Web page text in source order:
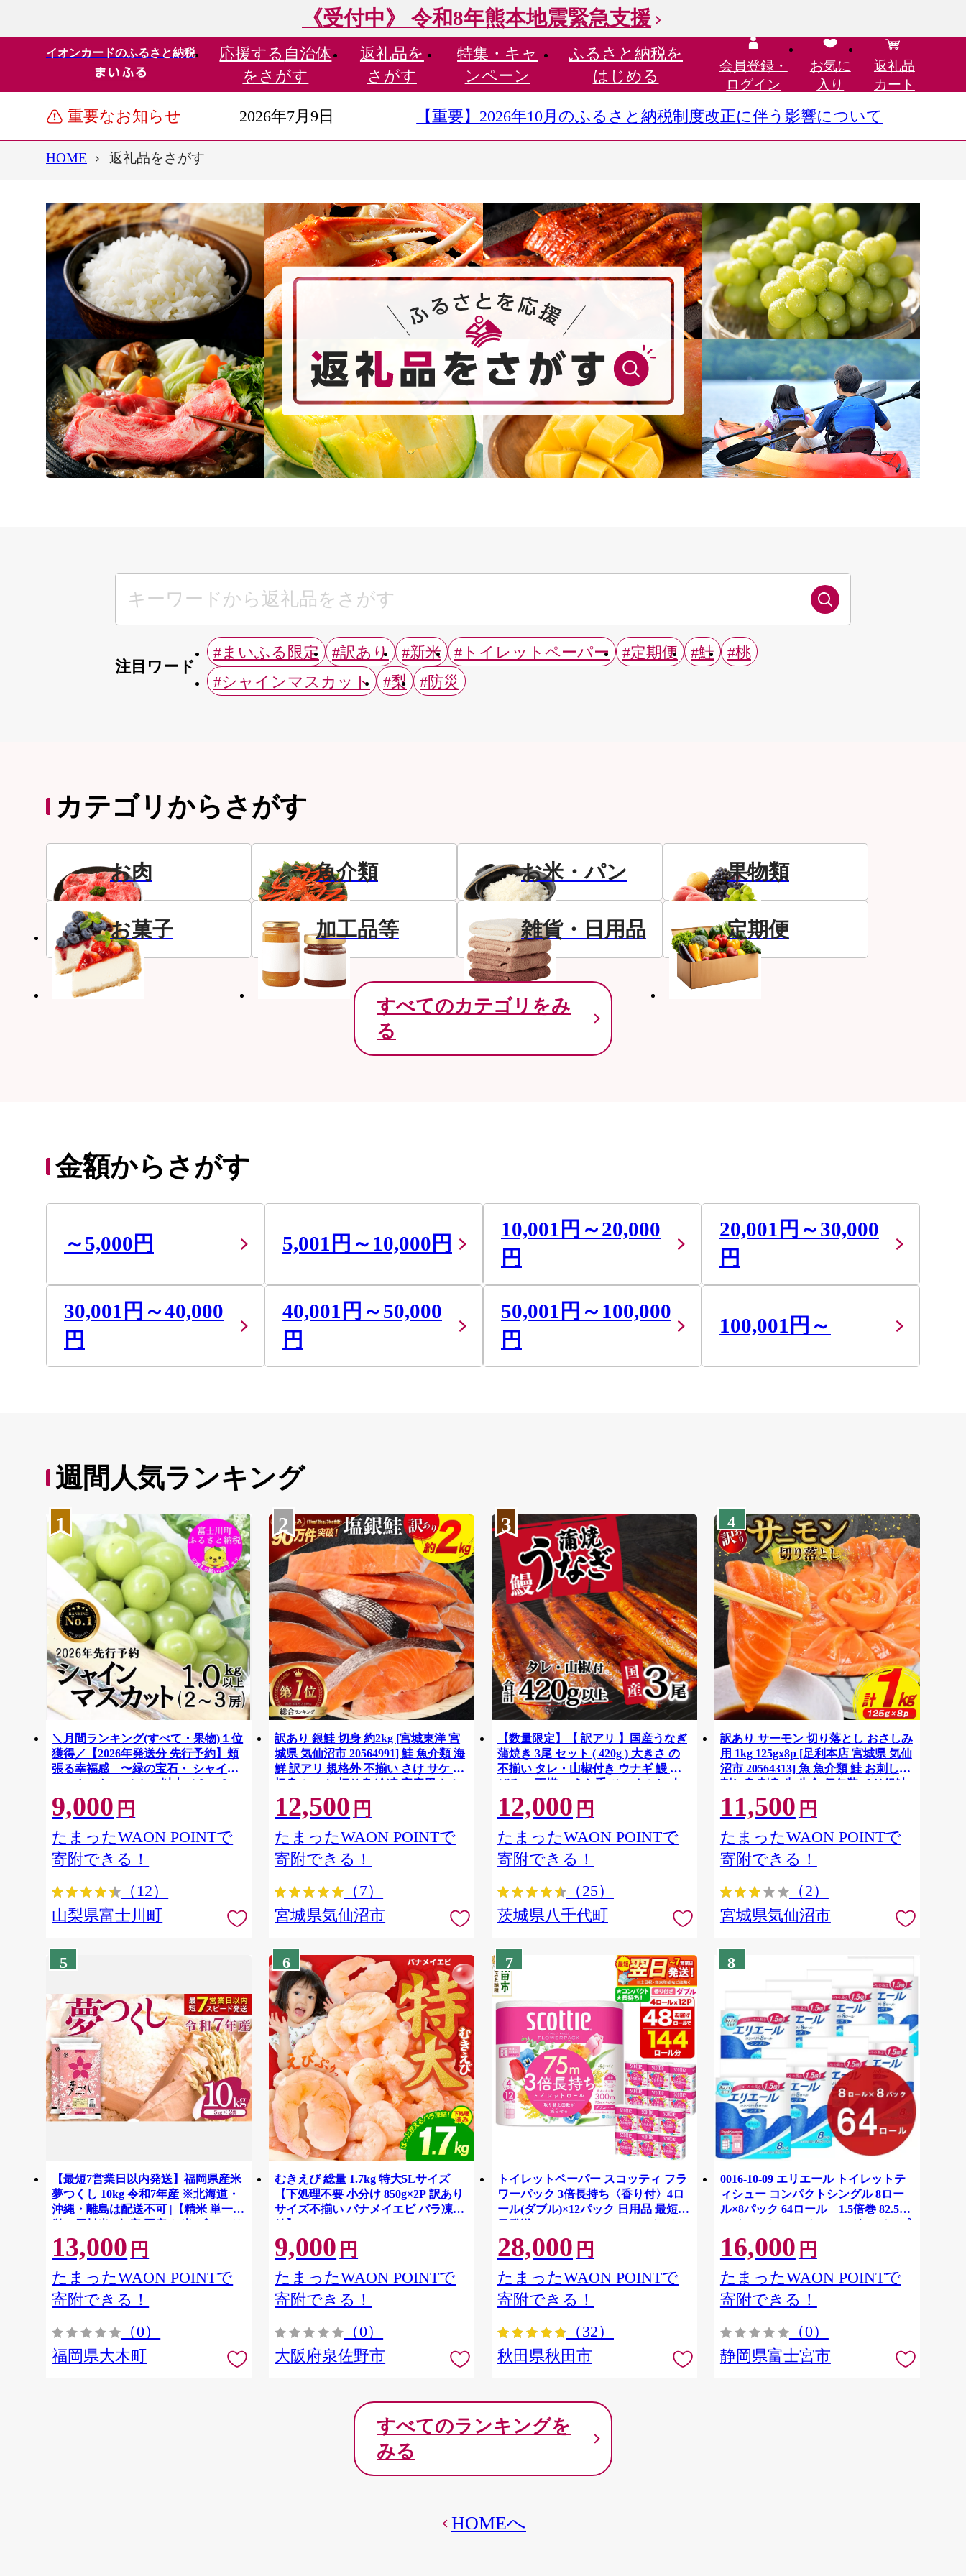
《受付中》 令和8年熊本地震緊急支援
イオンカードのふるさと納税 応援する 自治体
をさがす
返礼品を
さがす
特集・ キャ
ンペーン
ふるさと納税を
はじめる
会員登録・
ログイン
お気に
入り
返礼品
カート
重要なお知らせ 2026年7月9日 【重要】2026年10月のふるさと納税制度改正に伴う影響について
HOME 返礼品をさがす
注目ワード
#まいふる限定 #訳あり #新米 #トイレットペーパー #定期便 #鮭
#桃
#シャインマスカット
#梨 #防災
カテゴリからさがす
お肉 魚介類 お米・パン 果物類
お菓子 加工品等 雑貨・日用品 定期便
すべてのカテゴリをみ
る
金額からさがす
～5,000円 5,001円～10,000円
10,001円～20,000
円
20,001円～30,000
円
30,001円～40,000
円
40,001円～50,000
円
50,001円～100,000
円
100,001円～
週間人気ランキング
1
＼月間ランキング(すべて・果物)１位
獲得／【2026年発送分 先行予約】頬
張る幸福感 〜緑の宝石・ シャイン
マスカット 〜 １ｋｇ以上（２〜３
房） フルーツ 山梨県産 果物 くだも
の シャイン マスカット ぶどう ブド
ウ 葡萄 大粒 種なし 先行予約 富士川
町 10000円 一万円 9000円 九千円
9,000 円
たまったWAON POINTで
寄附できる！
（12）
山梨県富士川町
2
訳あり 銀鮭 切身 約2kg [宮城東洋 宮
城県 気仙沼市 20564991] 鮭 魚介類 海
鮮 訳アリ 規格外 不揃い さけ サケ 鮭
切身 シャケ 切り身 冷凍 家庭用 おか
ず 弁当 支援 サーモン 銀鮭切り身 魚
わけあり
12,500 円
たまったWAON POINTで
寄附できる！
（7）
宮城県気仙沼市
3
【数量限定】【 訳アリ 】国産うなぎ
蒲焼き 3尾 セット ( 420g ) 大きさ の
不揃い タレ・山椒付き ウナギ 鰻 ふ
ぞろい 不揃い うな重 ひつまぶし 人
気 茨城 八千代町 ふるさと納税 冷凍
[SF951ya]
12,000 円
たまったWAON POINTで
寄附できる！
（25）
茨城県八千代町
4
訳あり サーモン 切り落とし おさしみ
用 1kg 125gx8p [足利本店 宮城県 気仙
沼市 20564313] 魚 魚介類 鮭 お刺し身
刺し身 刺身 生 生食 個包装 チリ銀鮭
銀鮭 海鮮 海鮮丼 魚介
11,500 円
たまったWAON POINTで
寄附できる！
（2）
宮城県気仙沼市
5
【最短7営業日以内発送】福岡県産米
夢つくし 10kg 令和7年産 ※北海道・
沖縄・離島は配送不可 |【精米 単一米
単一原料米 7年産 国産 お米 ブランド
米 5kg × 2 ゆめつくし】CY009_01
13,000 円
たまったWAON POINTで
寄附できる！
（0）
福岡県大木町
6
むきえび 総量 1.7kg 特大5Lサイズ
【下処理不要 小分け 850g×2P 訳あり
サイズ不揃い バナメイエビ バラ凍
結】 G4142
9,000 円
たまったWAON POINTで
寄附できる！
（0）
大阪府泉佐野市
7
トイレットペーパー スコッティ フラ
ワーパック 3倍長持ち〈香り付〉4ロ
ール(ダブル)×12パック 日用品 最短翌
日発送 [スコッティ フラワーパック
トイレットペーパー 日本製紙クレシ
ア] 秋田県秋田市
28,000 円
たまったWAON POINTで
寄附できる！
（32）
秋田県秋田市
8
0016-10-09 エリエール トイレットテ
ィシュー コンパクトシングル 8ロー
ル×8パック 64ロール 1.5倍巻 82.5m
トイレットペーパー シングル パルプ
100％ 香りつき 日用品 消耗品 備蓄
16,000 円
たまったWAON POINTで
寄附できる！
（0）
静岡県富士宮市
すべてのランキングを
みる
HOMEへ